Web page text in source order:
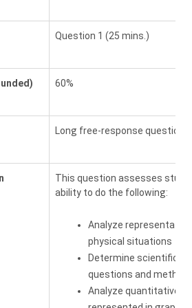
Question 1 (25 mins.)
60%
Long free-response question
This question assesses
ability to do the following:
Analyze
physical situations
Determine scientific
questions and
Analyze quantitative